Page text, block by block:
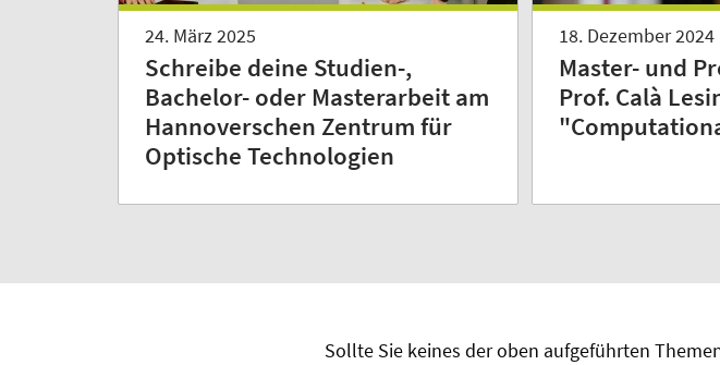
24. März 2025
Schreibe deine Studien-,
Bachelor- oder Masterarbeit am
Hannoverschen Zentrum für
Optische Technologien
18. Dezember 2024
Master- und
Prof. Calà
Sollte Sie keines der oben aufgeführten